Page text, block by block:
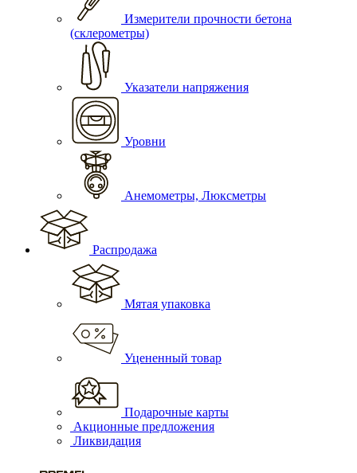
Измерители прочности бетона
(склерометры)
Указатели напряжения
Уровни
Анемометры, Люксметры
Распродажа
Мятая упаковка
Уцененный товар
Подарочные карты
Акционные предложения
Ликвидация